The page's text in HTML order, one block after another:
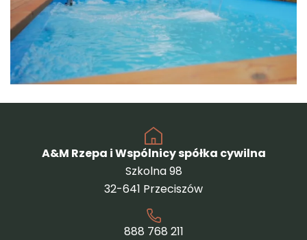
A&M Rzepa i Wspólnicy spółka cywilna
Szkolna 98
32-641 Przeciszów
888 768 211